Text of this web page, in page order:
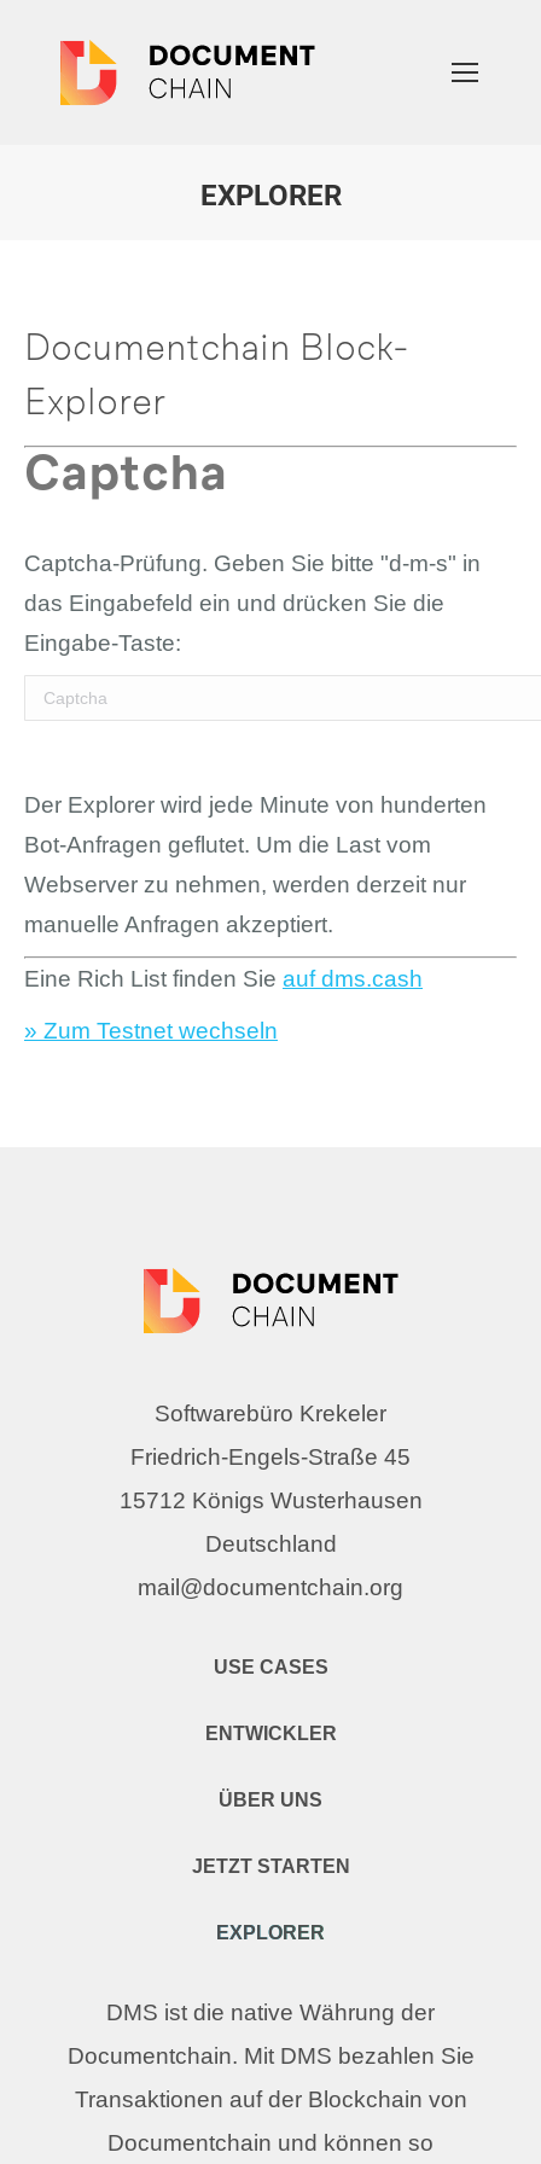
EXPLORER
Documentchain Block-
Explorer
Captcha
Captcha-Prüfung. Geben Sie bitte "d-m-s" in
das Eingabefeld ein und drücken Sie die
Eingabe-Taste:
Der Explorer wird jede Minute von hunderten
Bot-Anfragen geflutet. Um die Last vom
Webserver zu nehmen, werden derzeit nur
manuelle Anfragen akzeptiert.
Eine Rich List finden Sie auf dms.cash
» Zum Testnet wechseln
Softwarebüro Krekeler
Friedrich-Engels-Straße 45
15712 Königs Wusterhausen
Deutschland
mail@documentchain.org
USE CASES
ENTWICKLER
ÜBER UNS
JETZT STARTEN
EXPLORER
DMS ist die native Währung der
Documentchain. Mit DMS bezahlen Sie
Transaktionen auf der Blockchain von
Documentchain und können so